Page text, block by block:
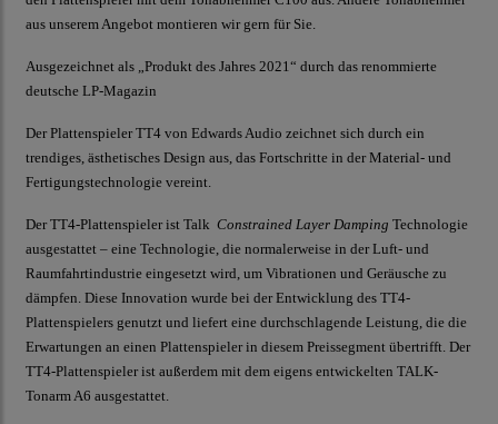
aus unserem Angebot montieren wir gern für Sie.
Ausgezeichnet als „Produkt des Jahres 2021“ durch das renommierte
deutsche LP-Magazin
Der Plattenspieler TT4 von Edwards Audio zeichnet sich durch ein
trendiges, ästhetisches Design aus, das Fortschritte in der Material- und
Fertigungstechnologie vereint.
Der TT4-Plattenspieler ist Talk Constrained Layer Damping Technologie
ausgestattet – eine Technologie, die normalerweise in der Luft- und
Raumfahrtindustrie eingesetzt wird, um Vibrationen und Geräusche zu
dämpfen. Diese Innovation wurde bei der Entwicklung des TT4-
Plattenspielers genutzt und liefert eine durchschlagende Leistung, die die
Erwartungen an einen Plattenspieler in diesem Preissegment übertrifft. Der
TT4-Plattenspieler ist außerdem mit dem eigens entwickelten TALK-
Tonarm A6 ausgestattet.